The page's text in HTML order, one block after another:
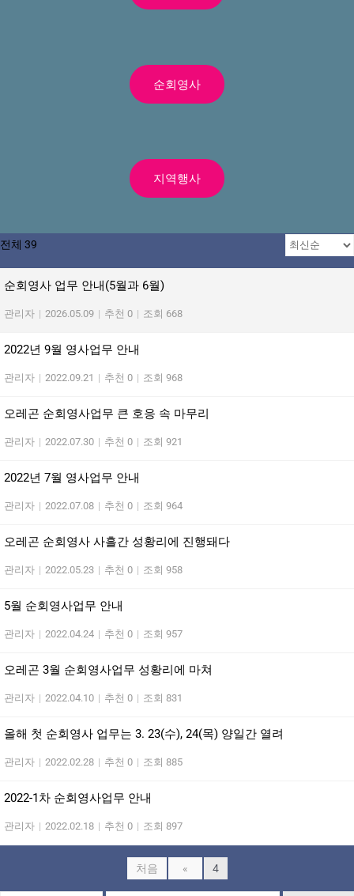
순회영사
지역행사
전체 39
순회영사 업무 안내(5월과 6월)
관리자 | 2026.05.09 | 추천 0 | 조회 668
2022년 9월 영사업무 안내
관리자 | 2022.09.21 | 추천 0 | 조회 968
오레곤 순회영사업무 큰 호응 속 마무리
관리자 | 2022.07.30 | 추천 0 | 조회 921
2022년 7월 영사업무 안내
관리자 | 2022.07.08 | 추천 0 | 조회 964
오레곤 순회영사 사흘간 성황리에 진행돼다
관리자 | 2022.05.23 | 추천 0 | 조회 958
5월 순회영사업무 안내
관리자 | 2022.04.24 | 추천 0 | 조회 957
오레곤 3월 순회영사업무 성황리에 마쳐
관리자 | 2022.04.10 | 추천 0 | 조회 831
올해 첫 순회영사 업무는 3. 23(수), 24(목) 양일간 열려
관리자 | 2022.02.28 | 추천 0 | 조회 885
2022-1차 순회영사업무 안내
관리자 | 2022.02.18 | 추천 0 | 조회 897
처음 « 4